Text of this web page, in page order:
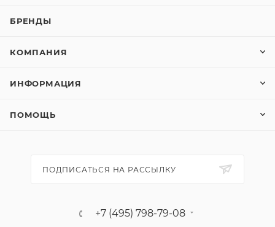
БРЕНДЫ
КОМПАНИЯ
ИНФОРМАЦИЯ
ПОМОЩЬ
ПОДПИСАТЬСЯ НА РАССЫЛКУ
+7 (495) 798-79-08